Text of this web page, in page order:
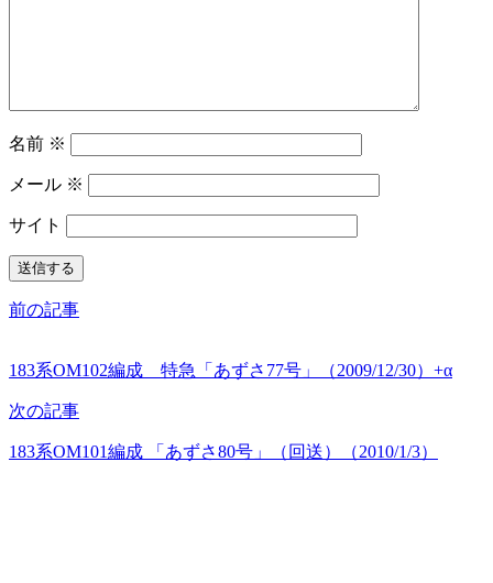
名前 ※
メール ※
サイト
前の記事
183系OM102編成 特急「あずさ77号」（2009/12/30）+α
次の記事
183系OM101編成 「あずさ80号」（回送）（2010/1/3）